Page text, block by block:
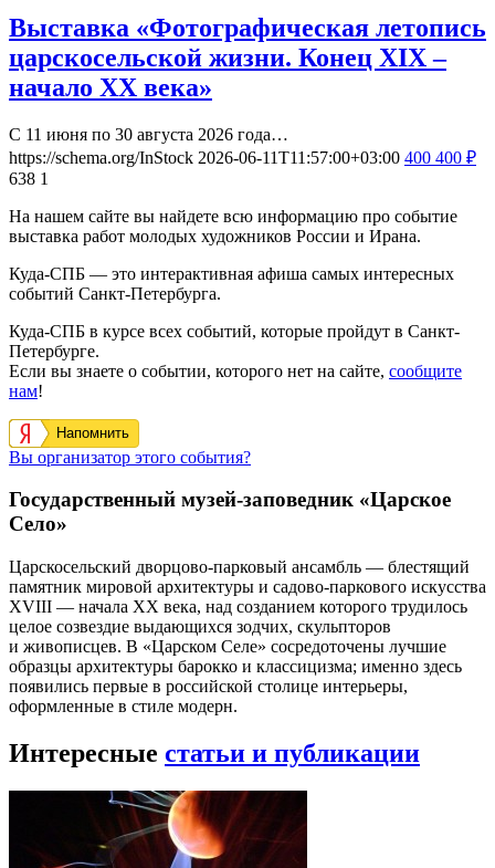
Выставка «Фотографическая летопись
царскосельской жизни. Конец XIX –
начало XX века»
С 11 июня по 30 августа 2026 года…
https://schema.org/InStock 2026-06-11T11:57:00+03:00 400 400 ₽
638 1
На нашем сайте вы найдете всю информацию про событие
выставка работ молодых художников России и Ирана.
Куда-СПБ — это интерактивная афиша самых интересных
событий Санкт-Петербурга.
Куда-СПБ в курсе всех событий, которые пройдут в Санкт-
Петербурге.
Если вы знаете о событии, которого нет на сайте, сообщите
нам!
Напомнить
Вы организатор этого события?
Государственный музей-заповедник «Царское
Село»
Царскосельский дворцово-парковый ансамбль — блестящий
памятник мировой архитектуры и садово-паркового искусства
XVIII — начала XX века, над созданием которого трудилось
целое созвездие выдающихся зодчих, скульпторов
и живописцев. В «Царском Селе» сосредоточены лучшие
образцы архитектуры барокко и классицизма; именно здесь
появились первые в российской столице интерьеры,
оформленные в стиле модерн.
Интересные статьи и публикации